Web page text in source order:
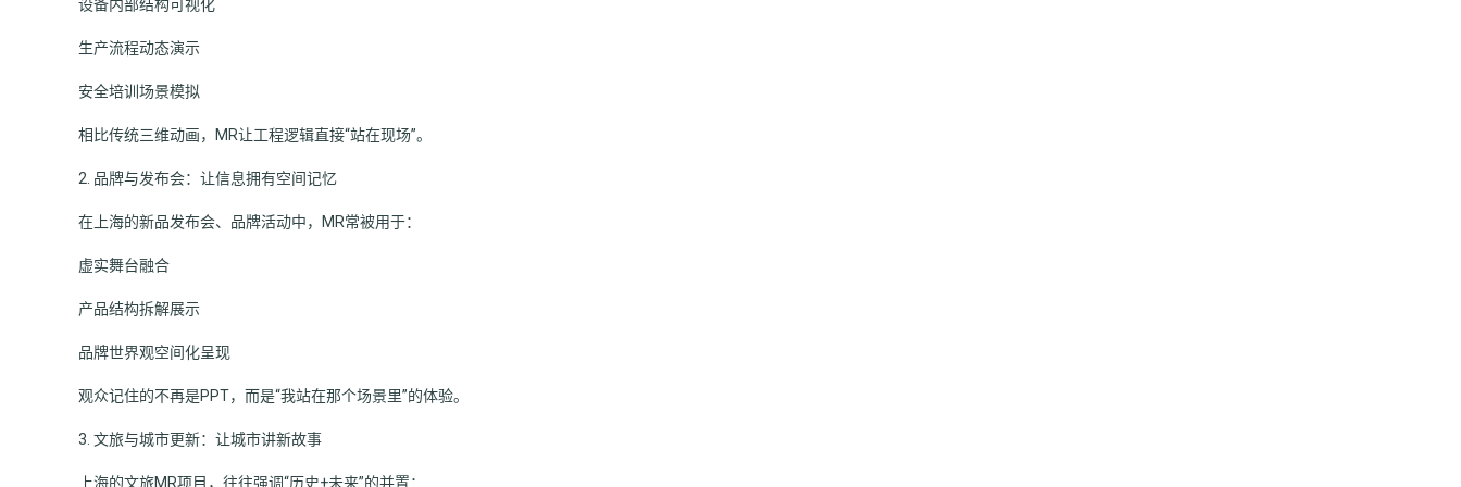
设备内部结构可视化
生产流程动态演示
安全培训场景模拟
相比传统三维动画，MR让工程逻辑直接“站在现场”。
2. 品牌与发布会：让信息拥有空间记忆
在上海的新品发布会、品牌活动中，MR常被用于：
虚实舞台融合
产品结构拆解展示
品牌世界观空间化呈现
观众记住的不再是PPT，而是“我站在那个场景里”的体验。
3. 文旅与城市更新：让城市讲新故事
上海的文旅MR项目，往往强调“历史+未来”的并置：